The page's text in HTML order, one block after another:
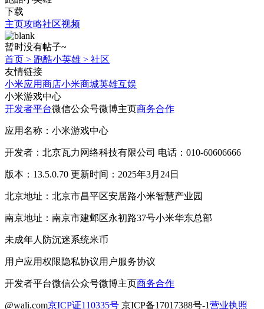
下载
主页攻略社区视频
暂时没有帖子~
首页 > 跑酷小英雄 > 社区
友情链接
小米应用商店小米商城英雄互娱
小米游戏中心
开发者平台微信公众号微博主页商务合作
应用名称：小米游戏中心
开发者：北京瓦力网络科技有限公司 电话：010-60606666
版本：13.5.0.70 更新时间：2025年3月24日
北京地址：北京市昌平区安居路小米智慧产业园
南京地址：南京市建邺区永初路37号小米华东总部
未成年人防沉迷系统米币
用户应用权限隐私协议用户服务协议
开发者平台微信公众号微博主页商务合作
@wali.com京ICP证110335号 京ICP备17017388号-1营业执照